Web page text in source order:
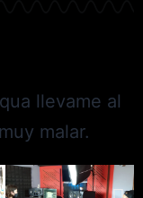
llevame al
malar.